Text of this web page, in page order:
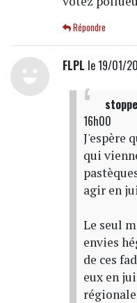
Répondre
FLPL le 19/01/
16h00
J'espère
qui
agir en
Le seul
envies
de ces
eux en